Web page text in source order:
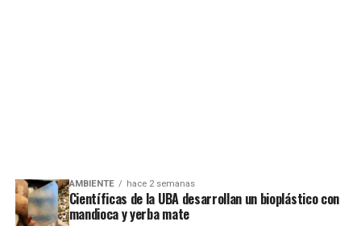
AMBIENTE hace 2 semanas
Científicas de la UBA desarrollan un bioplástico con
mandioca y yerba mate